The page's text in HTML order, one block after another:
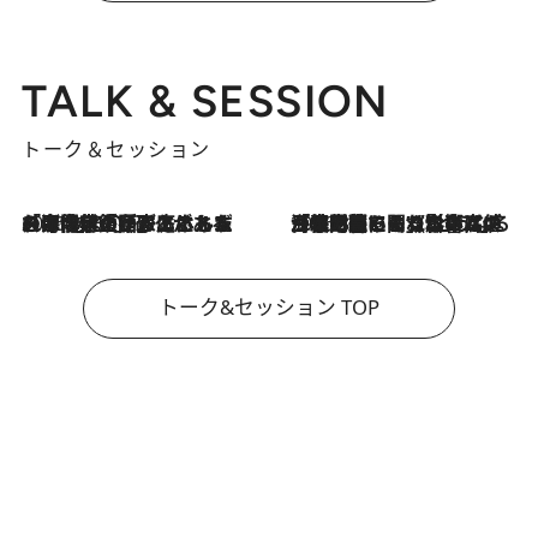
TALK & SESSION
トーク＆セッション
2026.8.3
「今後値上げがあるとすれば…」「リスクがあるのは今年の冬」エネルギー専門家が語る、ホルムズ海峡封鎖が家庭にもたらす“ある心配” 2026.8.3
「住宅建てられない…」「サーチャージ料の高値が続いている」ホルムズ海峡封鎖による影響はいつまで続く？《エネルギー専門家に聞く“どうなる日本の暮らし”》
トーク&セッション TOP